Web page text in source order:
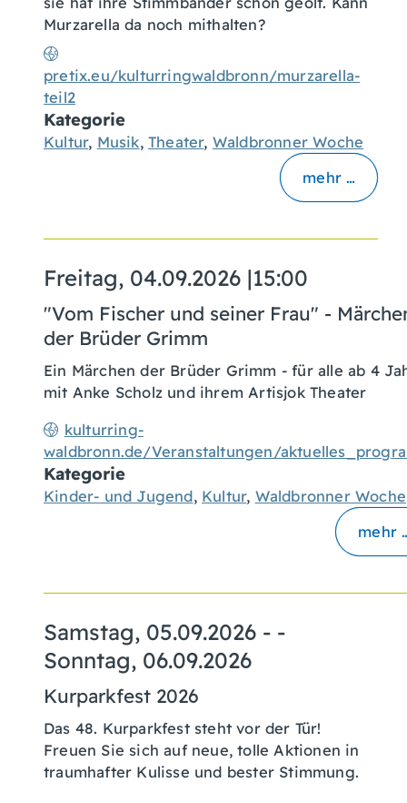
pretix.eu/kulturringwaldbronn/murzarella-
teil2
Murzarella da noch mithalten?
Kategorie
Kultur, Musik,Theater, Waldbronner Woche
mehr …
Freitag, 04.09.2026 |15:00
"Vom Fischer und seiner Frau" -
der Brüder Grimm
kulturring-
waldbronn.de/Veranstaltungen/
Ein Märchen der Brüder Grimm - für alle ab 4
mit Anke Scholz und ihrem Artisjok Theater
Kategorie
Kinder- und Jugend, Kultur, Waldbronner Woche
mehr
Samstag, 05.09.2026 - -
Sonntag, 06.09.2026
Kurparkfest 2026
Das 48. Kurparkfest steht vor der Tür!
Freuen Sie sich auf neue, tolle Aktionen in
traumhafter Kulisse und bester Stimmung.